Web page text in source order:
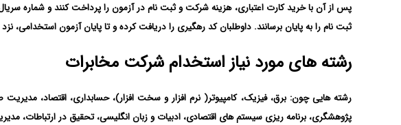
پس از آن با خرید کارت اعتباری، هزینه شرکت و ثبت نام در آزمون را پرداخت کنند و شماره
ثبت نام را به پایان برسانند. داوطلبان کد رهگیری را دریافت کرده و تا پایان آزمون استخدامی،
رشته های مورد نیاز استخدام شرکت مخابرات
رشته هایی چون: برق، فیزیک، کامپیوتر( نرم افزار و سخت افزار)، حسابداری، اقتصاد، مدیریت
پژوهشگری، برنامه ریزی سیستم های اقتصادی، ادبیات و زبان انگلیسی، تحقیق در ارتباطات،